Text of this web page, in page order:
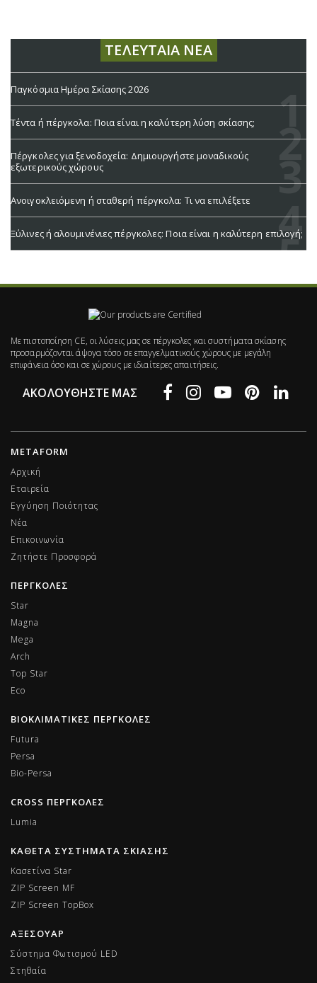
ΤΕΛΕΥΤΑΊΑ ΝΈΑ
Παγκόσμια Ημέρα Σκίασης 2026
Τέντα ή πέργκολα: Ποια είναι η καλύτερη λύση σκίασης;
Πέργκολες για ξενοδοχεία: Δημιουργήστε μοναδικούς
εξωτερικούς χώρους
Ανοιγοκλειόμενη ή σταθερή πέργκολα: Τι να επιλέξετε
Ξύλινες ή αλουμινένιες πέργκολες: Ποια είναι η καλύτερη επιλογή;
Με πιστοποίηση CE, οι λύσεις μας σε πέργκολες και συστήματα σκίασης
προσαρμόζονται άψογα τόσο σε επαγγελματικούς χώρους με μεγάλη
επιφάνεια όσο και σε χώρους με ιδιαίτερες απαιτήσεις.
ΑΚΟΛΟΥΘΉΣΤΕ ΜΑΣ
METAFORM
Αρχική
Εταιρεία
Εγγύηση Ποιότητας
Νέα
Επικοινωνία
Ζητήστε Προσφορά
ΠΕΡΓΚΟΛΕΣ
Star
Magna
Mega
Arch
Top Star
Eco
ΒΙΟΚΛΙΜΑΤΙΚΕΣ ΠΕΡΓΚΟΛΕΣ
Futura
Persa
Bio-Persa
CROSS ΠΕΡΓΚΟΛΕΣ
Lumia
ΚΑΘΕΤΑ ΣΥΣΤΗΜΑΤΑ ΣΚΙΑΣΗΣ
Κασετίνα Star
ZIP Screen MF
ΖIP Screen TopBox
ΑΞΕΣΟΥΑΡ
Σύστημα Φωτισμού LED
Στηθαία